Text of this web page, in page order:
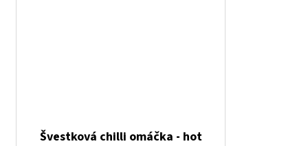
Švestková chilli omáčka - hot